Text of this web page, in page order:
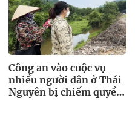
Công an vào cuộc vụ
nhiều người dân ở Thái
Nguyên bị chiếm quyền